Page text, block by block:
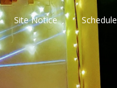
Site Notice Schedule